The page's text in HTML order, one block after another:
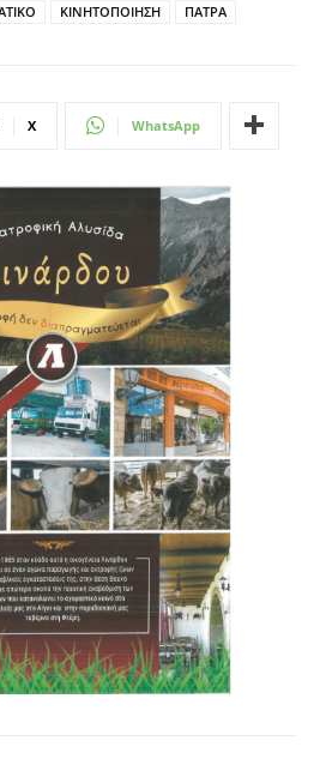
ΚΙΝΗΤΟΠΟΙΗΣΗ ΠΑΤΡΑ
X WhatsApp